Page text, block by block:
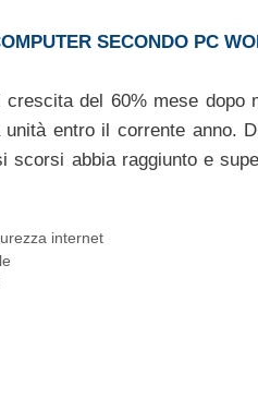
SECONDO PC
del 60% mese dopo
entro il corrente anno.
scorsi abbia raggiunto e
internet